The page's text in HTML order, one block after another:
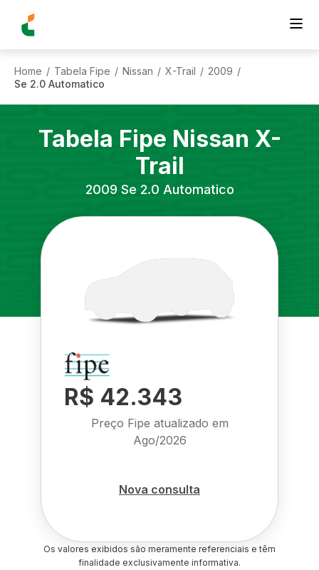
Home / Tabela Fipe / Nissan / X-Trail / 2009 /
Se 2.0 Automatico
Tabela Fipe Nissan X-
Trail
2009 Se 2.0 Automatico
R$ 42.343
Preço Fipe atualizado em
Ago/2026
Nova consulta
Os valores exibidos são meramente referenciais e têm
finalidade exclusivamente informativa.